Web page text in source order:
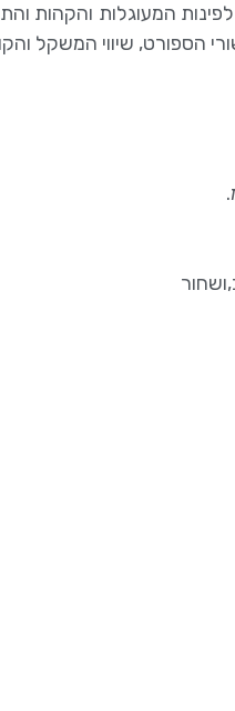
המעוגלות והקהות
הספורט, שיווי המשקל